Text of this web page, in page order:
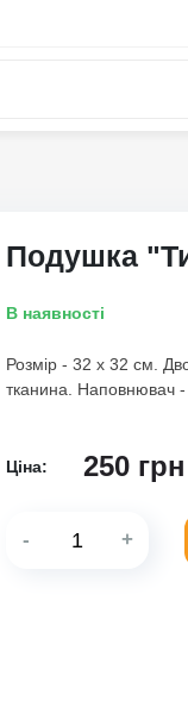
Подушка
В наявності
Розмір - 32 х 32 см.
тканина. Наповнювач
Ціна: 250 грн
- +